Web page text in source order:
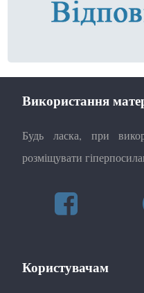
Використання
Будь ласка, при
розміщувати
Користувачам